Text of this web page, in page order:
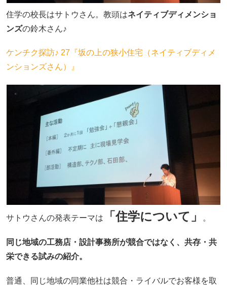
住学の校長はサトウさん。教頭はネイティブディメンショ
ンズの鈴木さん♪
ケンチク探訪♪ 27『坂の上の狭小住宅（ネイティブディメ
ンションズさん）』
サトウさんの発表テーマは 「住学について」 。
同じ地域の工務店・設計事務所が競合ではなく、共存・共
栄できる試みの紹介。
普通、同じ地域の同業他社は競合・ライバルでお客様を取